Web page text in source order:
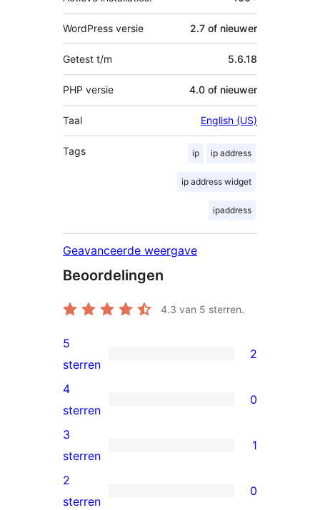
WordPress versie 2.7 of nieuwer
Getest t/m 5.6.18
PHP versie 4.0 of nieuwer
Taal English (US)
Tags ip ip address
ip address widget
ipaddress
Geavanceerde weergave
Beoordelingen
4.3 van 5 sterren.
2
5
sterren
beoordeling
5
sterren
2
0
4
sterren
beoordeling
4
sterren
0
1
3
ster
3
sterren
1
0
2
sterren
0